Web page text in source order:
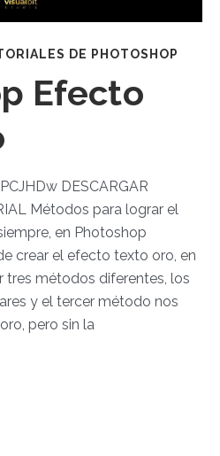
DE PHOTOSHOP
Efecto
DESCARGAR
Métodos para lograr el
en Photoshop
crear el efecto texto oro, en
tres métodos diferentes, los
y el tercer método nos
pero sin la